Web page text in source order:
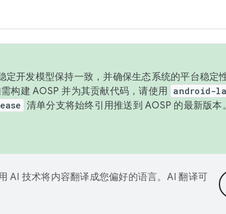
定开发模型保持一致，并确保生态系统的平台稳定
构建 AOSP 并为其贡献代码，请使用 android-
清单分支将始终引用推送到 AOSP 的最新版
AI 技术将内容翻译成您偏好的语言。AI 翻译可